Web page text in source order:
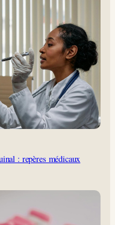
: repères médicaux